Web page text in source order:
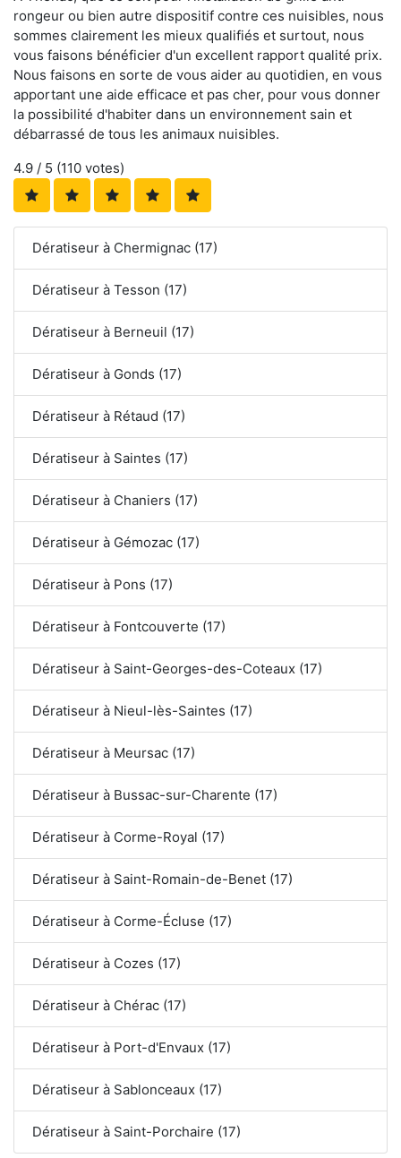
rongeur ou bien autre dispositif contre ces nuisibles, nous
sommes clairement les mieux qualifiés et surtout, nous
vous faisons bénéficier d'un excellent rapport qualité prix.
Nous faisons en sorte de vous aider au quotidien, en vous
apportant une aide efficace et pas cher, pour vous donner
la possibilité d'habiter dans un environnement sain et
débarrassé de tous les animaux nuisibles.
4.9 / 5 (110 votes)
Dératiseur à Chermignac (17)
Dératiseur à Tesson (17)
Dératiseur à Berneuil (17)
Dératiseur à Gonds (17)
Dératiseur à Rétaud (17)
Dératiseur à Saintes (17)
Dératiseur à Chaniers (17)
Dératiseur à Gémozac (17)
Dératiseur à Pons (17)
Dératiseur à Fontcouverte (17)
Dératiseur à Saint-Georges-des-Coteaux (17)
Dératiseur à Nieul-lès-Saintes (17)
Dératiseur à Meursac (17)
Dératiseur à Bussac-sur-Charente (17)
Dératiseur à Corme-Royal (17)
Dératiseur à Saint-Romain-de-Benet (17)
Dératiseur à Corme-Écluse (17)
Dératiseur à Cozes (17)
Dératiseur à Chérac (17)
Dératiseur à Port-d'Envaux (17)
Dératiseur à Sablonceaux (17)
Dératiseur à Saint-Porchaire (17)